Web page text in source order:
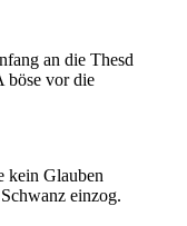
an die Thesd
böse vor die
kein Glauben
einzog.